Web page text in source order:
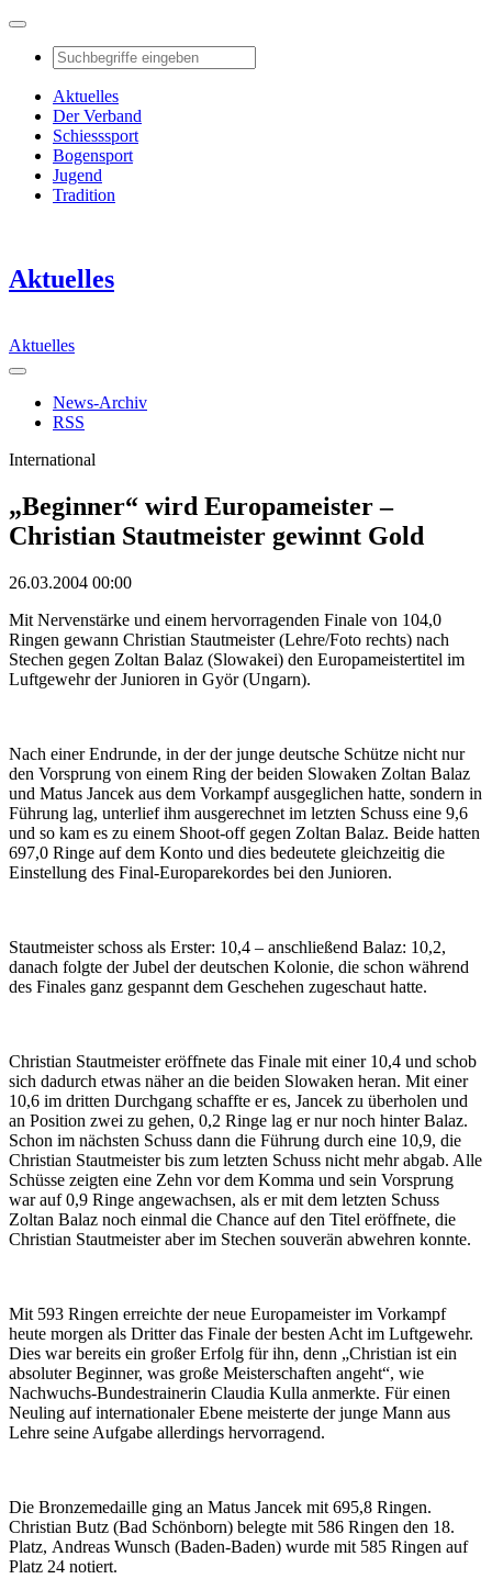
Aktuelles
Der Verband
Schiesssport
Bogensport
Jugend
Tradition
Aktuelles
Aktuelles
News-Archiv
RSS
International
„Beginner“ wird Europameister –
Christian Stautmeister gewinnt Gold
26.03.2004 00:00
Mit Nervenstärke und einem hervorragenden Finale von 104,0
Ringen gewann Christian Stautmeister (Lehre/Foto rechts) nach
Stechen gegen Zoltan Balaz (Slowakei) den Europameistertitel im
Luftgewehr der Junioren in Györ (Ungarn).
Nach einer Endrunde, in der der junge deutsche Schütze nicht nur
den Vorsprung von einem Ring der beiden Slowaken Zoltan Balaz
und Matus Jancek aus dem Vorkampf ausgeglichen hatte, sondern in
Führung lag, unterlief ihm ausgerechnet im letzten Schuss eine 9,6
und so kam es zu einem Shoot-off gegen Zoltan Balaz. Beide hatten
697,0 Ringe auf dem Konto und dies bedeutete gleichzeitig die
Einstellung des Final-Europarekordes bei den Junioren.
Stautmeister schoss als Erster: 10,4 – anschließend Balaz: 10,2,
danach folgte der Jubel der deutschen Kolonie, die schon während
des Finales ganz gespannt dem Geschehen zugeschaut hatte.
Christian Stautmeister eröffnete das Finale mit einer 10,4 und schob
sich dadurch etwas näher an die beiden Slowaken heran. Mit einer
10,6 im dritten Durchgang schaffte er es, Jancek zu überholen und
an Position zwei zu gehen, 0,2 Ringe lag er nur noch hinter Balaz.
Schon im nächsten Schuss dann die Führung durch eine 10,9, die
Christian Stautmeister bis zum letzten Schuss nicht mehr abgab. Alle
Schüsse zeigten eine Zehn vor dem Komma und sein Vorsprung
war auf 0,9 Ringe angewachsen, als er mit dem letzten Schuss
Zoltan Balaz noch einmal die Chance auf den Titel eröffnete, die
Christian Stautmeister aber im Stechen souverän abwehren konnte.
Mit 593 Ringen erreichte der neue Europameister im Vorkampf
heute morgen als Dritter das Finale der besten Acht im Luftgewehr.
Dies war bereits ein großer Erfolg für ihn, denn „Christian ist ein
absoluter Beginner, was große Meisterschaften angeht“, wie
Nachwuchs-Bundestrainerin Claudia Kulla anmerkte. Für einen
Neuling auf internationaler Ebene meisterte der junge Mann aus
Lehre seine Aufgabe allerdings hervorragend.
Die Bronzemedaille ging an Matus Jancek mit 695,8 Ringen.
Christian Butz (Bad Schönborn) belegte mit 586 Ringen den 18.
Platz, Andreas Wunsch (Baden-Baden) wurde mit 585 Ringen auf
Platz 24 notiert.